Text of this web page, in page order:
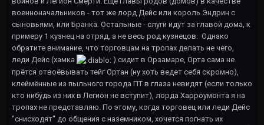
военноначальников - тот же лорд Дейс или король Эндрин с
сыновьями, или Бранка. Остальные - слуги идут за главой дома, к
примеру 1 кузнец на отряд, а не весь род кузнецов. Однако
обратите внимание, что торговцам на тропах делать не чего,
леди Дейс (хамка
) сидит в Орзамаре, Орта сама не
прётся отвоёвывать тейг Ортан (ну хоть ведет себя скромно),
клеймённые из пыльного города ПТ в глаза невидят (если только
кто нибудь из них в Легион не вступит), лорда Харроумонта я на
тропах не представляю. По этому, когда торговец или леди Дейс
"снисходят" до общения с наземником, хочется погнать их